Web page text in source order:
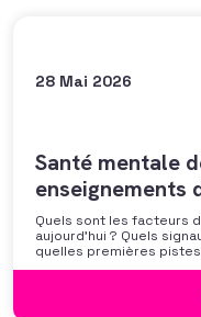
28 Mai 2026
Santé mentale
enseignements
Quels sont les facteurs
aujourd’hui ? Quels
quelles premières
professionnel ? L’AFF
discussion autour des